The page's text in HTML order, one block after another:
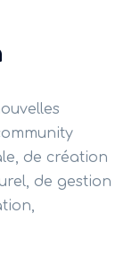
de création
de gestion